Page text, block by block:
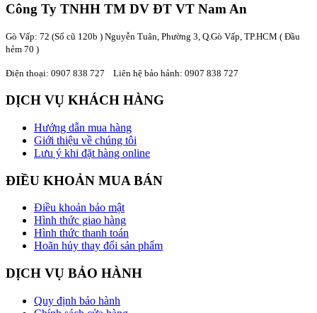
Công Ty TNHH TM DV ĐT VT Nam An
Gò Vấp: 72 (Số cũ 120b ) Nguyễn Tuân, Phường 3, Q.Gò Vấp, TP.HCM ( Đầu
hẻm 70 )
Điện thoại: 0907 838 727 Liên hệ bảo hảnh: 0907 838 727
DỊCH VỤ KHÁCH HÀNG
Hướng dẫn mua hàng
Giới thiệu về chúng tôi
Lưu ý khi đặt hàng online
ĐIỀU KHOẢN MUA BÁN
Điều khoản bảo mật
Hình thức giao hàng
Hình thức thanh toán
Hoãn hủy thay đổi sản phẩm
DỊCH VỤ BẢO HÀNH
Quy định bảo hành